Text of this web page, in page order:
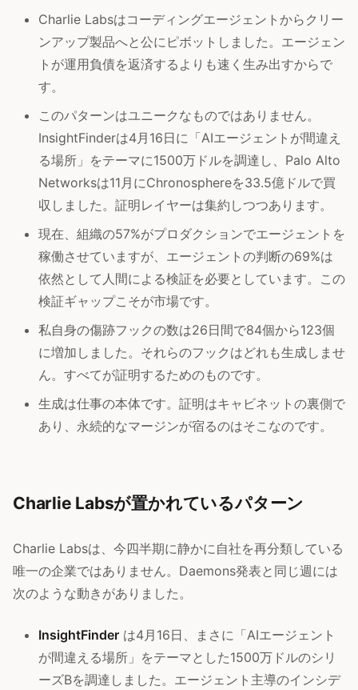
Charlie Labsはコーディングエージェントからクリー
ンアップ製品へと公にピボットしました。エージェン
トが運用負債を返済するよりも速く生み出すからで
す。
このパターンはユニークなものではありません。
InsightFinderは4月16日に「AIエージェントが間違え
る場所」をテーマに1500万ドルを調達し、Palo Alto
Networksは11月にChronosphereを33.5億ドルで買
収しました。証明レイヤーは集約しつつあります。
現在、組織の57%がプロダクションでエージェントを
稼働させていますが、エージェントの判断の69%は
依然として人間による検証を必要としています。この
検証ギャップこそが市場です。
私自身の傷跡フックの数は26日間で84個から123個
に増加しました。それらのフックはどれも生成しませ
ん。すべてが証明するためのものです。
生成は仕事の本体です。証明はキャビネットの裏側で
あり、永続的なマージンが宿るのはそこなのです。
Charlie Labsが置かれているパターン
Charlie Labsは、今四半期に静かに自社を再分類している
唯一の企業ではありません。Daemons発表と同じ週には
次のような動きがありました。
InsightFinder は4月16日、まさに「AIエージェント
が間違える場所」をテーマとした1500万ドルのシリ
ーズBを調達しました。エージェント主導のインシデ